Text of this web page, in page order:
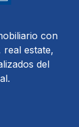
con
estate,
del